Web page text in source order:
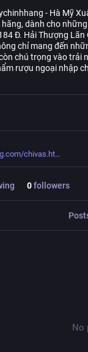
- Hà Mỹ
dành cho
Đ. Hải Thượng
chỉ mang đến
chú trọng vào trải
rượu ngoại nhập
chivas.ht
0followers
No